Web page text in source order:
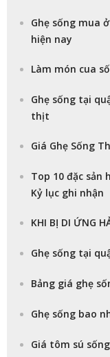
Ghẹ sống mua
hiện nay
Làm món cua
Ghẹ sống tại
thịt
Giá Ghẹ Sống
Top 10 đặc sản
Kỷ lục ghi nhận
KHI BỊ DI ỨNG
Ghẹ sống tại
Bảng giá ghẹ
Ghẹ sống bao
Giá tôm sú